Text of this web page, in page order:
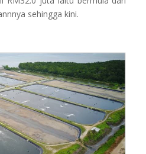
sehingga kini.